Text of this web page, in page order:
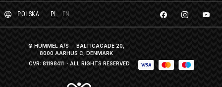
POLSKA PL EN
© HUMMEL A/S · BALTICAGADE 20,
8000 AARHUS C, DENMARK
CVR: 81198411 · ALL RIGHTS RESERVED